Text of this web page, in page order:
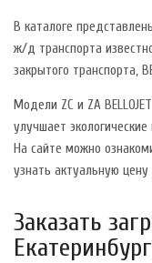
В каталоге
ж/д транспорта
закрытого транспорта,
Модели ZC и ZA
улучшает
На сайте можно
узнать актуальную
Заказать